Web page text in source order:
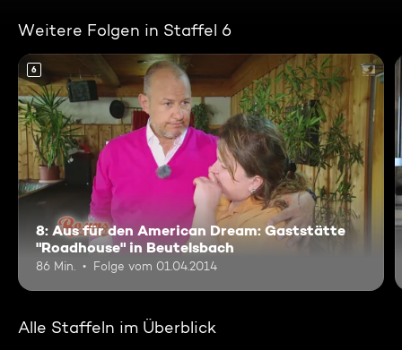
Weitere Folgen in Staffel 6
6
8: Aus für den American Dream: Gaststätte
"Roadhouse" in Beutelsbach
86 Min. Folge vom 01.04.2014
Alle Staffeln im Überblick